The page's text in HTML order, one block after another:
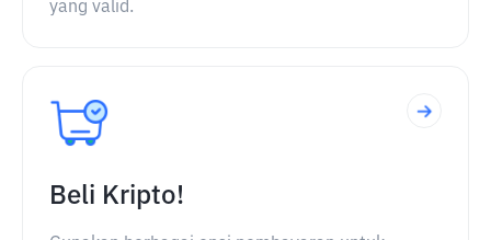
yang valid.
Beli Kripto!